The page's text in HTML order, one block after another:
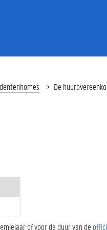
De
of voor de duur van de